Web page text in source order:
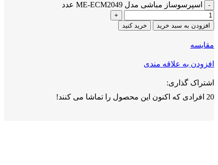
اسپرسوساز مباشی مدل ME-ECM2049 عدد
افزودن به سبد خرید خرید کنید
مقايسه
افزودن به علاقه مندی
اشتراک گذاری:
20 افرادی که اکنون این محصول را تماشا می کنند!